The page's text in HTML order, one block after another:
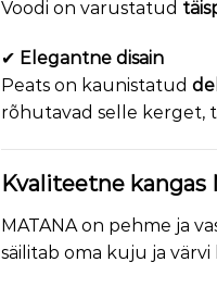
Voodi on varustatud
✔ Elegantne disain
Peats on kaunistatud
rõhutavad selle kerget,
Kvaliteetne kangas
MATANA on pehme ja
säilitab oma kuju ja